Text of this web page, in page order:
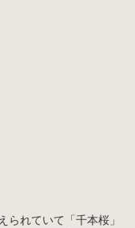
られていて
「千本桜」